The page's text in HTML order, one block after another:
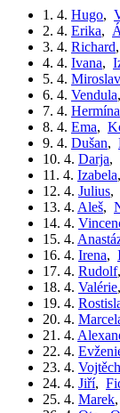
1. 4. Hugo,
2. 4. Erika,
3. 4. Richard,
4. 4. Ivana,
5. 4.
6. 4. Vendula,
7. 4. Hermína
8. 4. Ema,
9. 4. Dušan,
10. 4. Darja,
11. 4. Izabela,
12. 4. Julius,
13. 4. Aleš,
14. 4.
15. 4.
16. 4. Irena,
17. 4. Rudolf,
18. 4. Valérie,
19. 4.
20. 4.
21. 4.
22. 4.
23. 4. Vojtěch
24. 4. Jiří,
25. 4. Marek,